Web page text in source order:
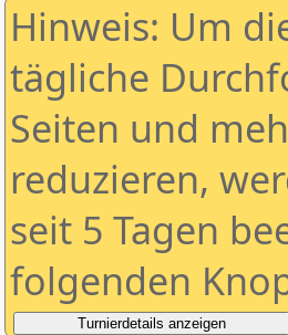
Hinweis: Um
tägliche
Seiten und
reduzieren,
seit 5 Tagen
folgenden